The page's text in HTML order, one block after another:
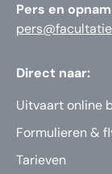
Pers en
Direct naar:
Uitvaart online
Formulieren &
Tarieven